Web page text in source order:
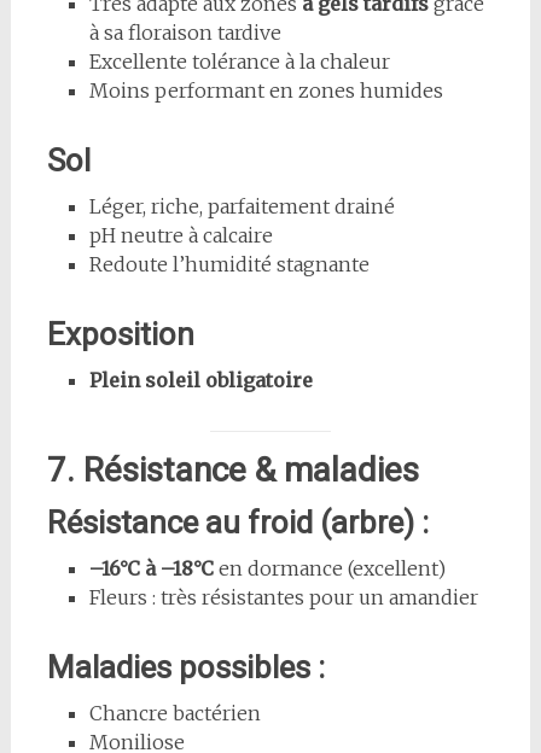
à sa floraison tardive
Excellente tolérance à la chaleur
Moins performant en zones humides
Sol
Léger, riche, parfaitement drainé
pH neutre à calcaire
Redoute l’humidité stagnante
Exposition
Plein soleil obligatoire
7. Résistance & maladies
Résistance au froid (arbre) :
–16°C à –18°Cen dormance (excellent)
Fleurs : très résistantes pour un amandier
Maladies possibles :
Chancre bactérien
Moniliose